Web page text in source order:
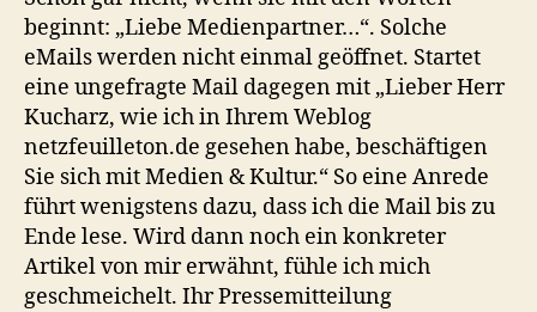
beginnt: „Liebe Medienpartner…“. Solche
eMails werden nicht einmal geöffnet. Startet
eine ungefragte Mail dagegen mit „Lieber Herr
Kucharz, wie ich in Ihrem Weblog
netzfeuilleton.de gesehen habe, beschäftigen
Sie sich mit Medien & Kultur.“ So eine Anrede
führt wenigstens dazu, dass ich die Mail bis zu
Ende lese. Wird dann noch ein konkreter
Artikel von mir erwähnt, fühle ich mich
geschmeichelt. Ihr Pressemitteilung